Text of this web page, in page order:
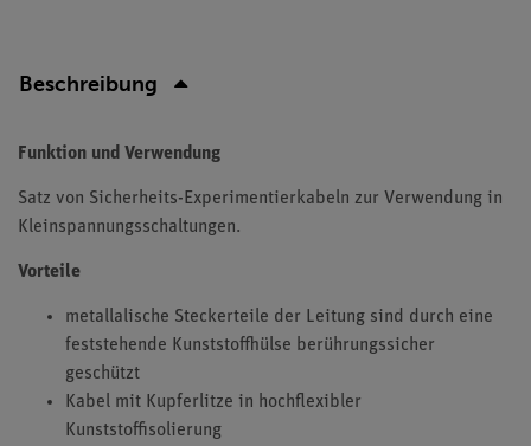
Beschreibung
Funktion und Verwendung
Satz von Sicherheits-Experimentierkabeln zur Verwendung in
Kleinspannungsschaltungen.
Vorteile
metallalische Steckerteile der Leitung sind durch eine
feststehende Kunststoffhülse berührungssicher
geschützt
Kabel mit Kupferlitze in hochflexibler
Kunststoffisolierung